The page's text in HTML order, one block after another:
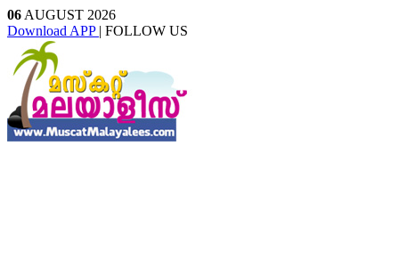
06 AUGUST 2026
Download APP | FOLLOW US